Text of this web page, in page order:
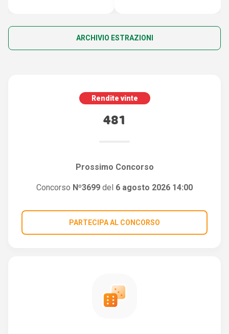
ARCHIVIO ESTRAZIONI
Rendite vinte
481
Prossimo Concorso
Concorso Nº3699 del 6 agosto 2026 14:00
PARTECIPA AL CONCORSO